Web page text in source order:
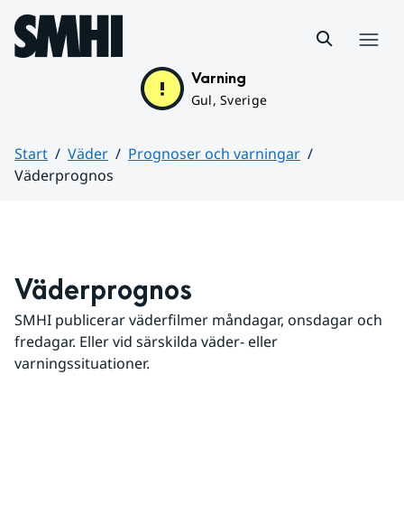
Hoppa till sidans innehåll
Varning
Gul, Sverige
Start Väder
Prognoser och varningar
Väderprognos
Väderprognos
SMHI publicerar väderfilmer måndagar, onsdagar och
fredagar. Eller vid särskilda väder- eller
varningssituationer.